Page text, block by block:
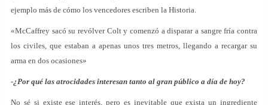
ejemplo más de cómo los vencedores escriben la Historia.
«McCaffrey sacó su revólver Colt y comenzó a disparar a sangre fría contra
los civiles, que estaban a apenas unos tres metros, llegando a recargar su
arma en dos ocasiones»
-¿Por qué las atrocidades interesan tanto al gran público a día de hoy?
No sé si existe ese interés, pero es inevitable que exista un ingrediente